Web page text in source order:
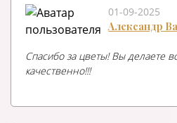
01-09-2025
Александр
Спасибо за цветы! Вы делаете
качественно!!!